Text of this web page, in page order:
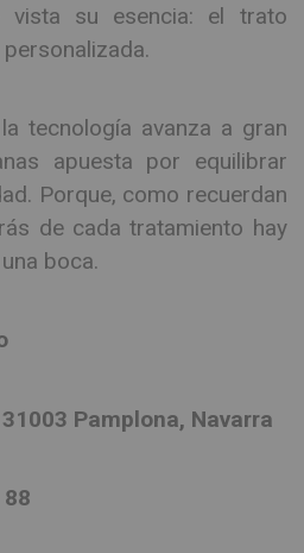
su esencia: el trato
tecnología avanza a gran
apuesta por equilibrar
Porque, como recuerdan
de cada tratamiento hay
boca.
Pamplona, Navarra